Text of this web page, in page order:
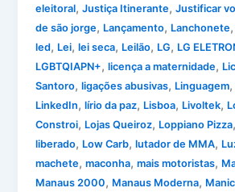
eleitoral,Justiça Itinerante,Justificar
de são jorge, Lançamento, Lanchonete,
led, Lei,lei seca, Leilão, LG, LG
LGBTQIAPN+,licença a maternidade,
Santoro,ligações abusivas, Linguagem,
LinkedIn,lírio da paz, Lisboa, Livoltek,
Constroi, Lojas Queiroz, Loppiano Pizza,
liberado, Low Carb,lutador de MMA,
machete,maconha,mais motoristas,
Manaus 2000, Manaus Moderna,